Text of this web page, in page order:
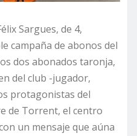
Sargues, de 4,
campaña de abonos del
dos abonados taronja,
del club -jugador,
protagonistas del
de Torrent, el centro
un mensaje que aúna